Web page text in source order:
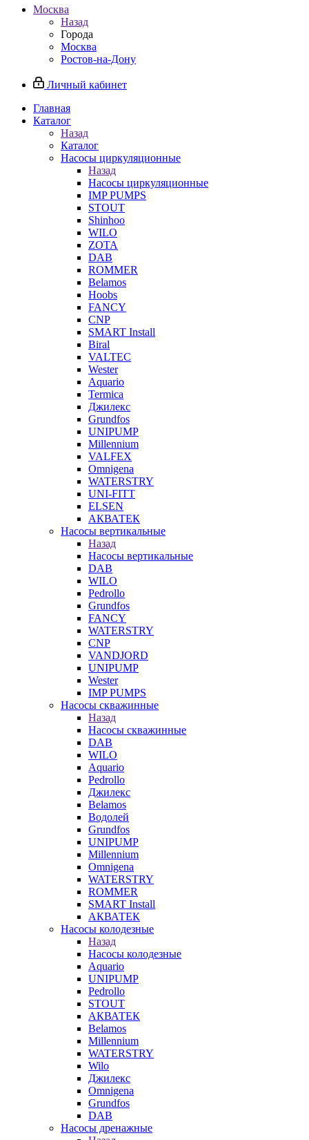
Москва
Назад
Города
Москва
Ростов-на-Дону
Личный кабинет
Главная
Каталог
Назад
Каталог
Насосы циркуляционные
Назад
Насосы циркуляционные
IMP PUMPS
STOUT
Shinhoo
WILO
ZOTA
DAB
ROMMER
Belamos
Hoobs
FANCY
CNP
SMART Install
Biral
VALTEC
Wester
Aquario
Termica
Джилекс
Grundfos
UNIPUMP
Millennium
VALFEX
Omnigena
WATERSTRY
UNI-FITT
ELSEN
АКВАТЕК
Насосы вертикальные
Назад
Насосы вертикальные
DAB
WILO
Pedrollo
Grundfos
FANCY
WATERSTRY
CNP
VANDJORD
UNIPUMP
Wester
IMP PUMPS
Насосы скважинные
Назад
Насосы скважинные
DAB
WILO
Aquario
Pedrollo
Джилекс
Belamos
Водолей
Grundfos
UNIPUMP
Millennium
Omnigena
WATERSTRY
ROMMER
SMART Install
АКВАТЕК
Насосы колодезные
Назад
Насосы колодезные
Aquario
UNIPUMP
Pedrollo
STOUT
АКВАТЕК
Belamos
Millennium
WATERSTRY
Wilo
Джилекс
Omnigena
Grundfos
DAB
Насосы дренажные